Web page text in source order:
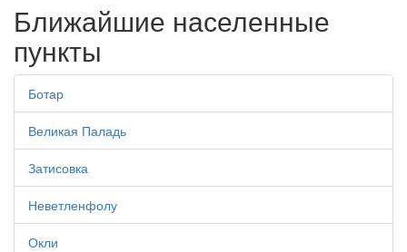
Ближайшие населенные
пункты
Ботар
Великая Паладь
Затисовка
Неветленфолу
Окли